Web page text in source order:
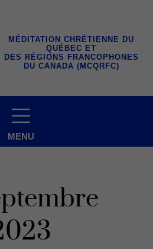
MÉDITATION CHRÉTIENNE DU
QUÉBEC ET
DES RÉGIONS FRANCOPHONES
DU CANADA (MCQRFC)
MENU